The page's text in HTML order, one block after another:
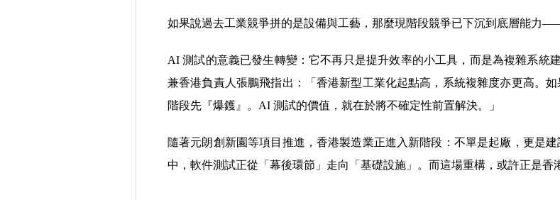
如果說過去工業競爭拼的是設備與工藝，那麼現階段競爭已下沉到底層能力
AI 測試的意義已發生轉變：它不再只是提升效率的小工具，而是為複雜系統
兼香港負責人張鵬飛指出：「香港新型工業化起點高，系統複雜度亦更高。
階段先『爆鑊』。AI 測試的價值，就在於將不確定性前置解決。」
隨著元朗創新園等項目推進，香港製造業正進入新階段：不單是起廠，更是
中，軟件測試正從「幕後環節」走向「基礎設施」。而這場重構，或許正是香